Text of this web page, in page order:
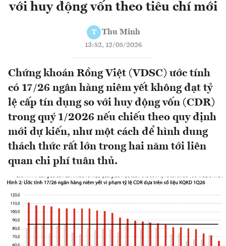
với huy động vốn theo tiêu chí mới
T Thu Minh
13:52, 12/05/2026
Chứng khoán Rồng Việt (VDSC) ước tính
có 17/26 ngân hàng niêm yết không đạt tỷ
lệ cấp tín dụng so với huy động vốn (CDR)
trong quý 1/2026 nếu chiếu theo quy định
mới dự kiến, như một cách để hình dung
thách thức rất lớn trong hai năm tới liên
quan chi phí tuân thủ.